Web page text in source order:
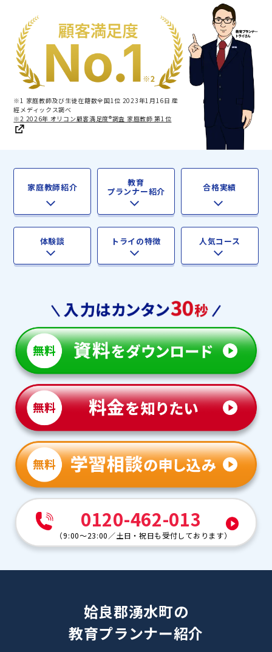
※1 家庭教師及び生徒在籍数全国1位 2023年1月16日 産
經メディックス調べ
※2 2026年 オリコン顧客満足度®調査 家庭教師 第1位
家庭教師紹介 教育
プランナー紹介 合格実績
体験談 トライの特徴 人気コース
0120-462-013
（9:00～23:00 ／土日・祝日も受付しております）
姶良郡湧水町の
教育プランナー紹介